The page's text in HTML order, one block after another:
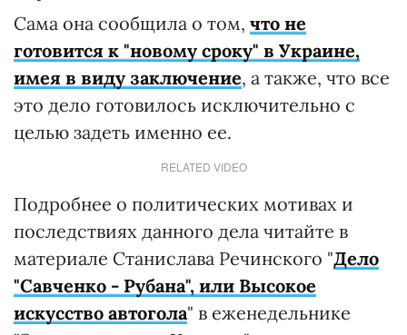
Сама она сообщила о том, что не
готовится к "новому сроку" в Украине,
имея в виду заключение, а также, что все
это дело готовилось исключительно с
целью задеть именно ее.
RELATED VIDEO
Подробнее о политических мотивах и
последствиях данного дела читайте в
материале Станислава Речинского "Дело
"Савченко - Рубана", или Высокое
искусство автогола" в еженедельнике